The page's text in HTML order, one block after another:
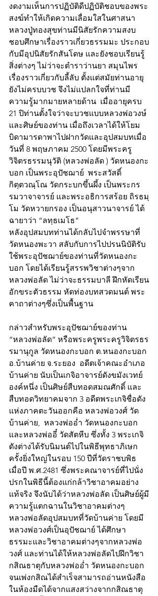
งดงามเห็นการปฏิบัติดีปฏิบัติชอบของพระ
สงฆ์ทำให้เกิดความเลื่อมใสในศาสนา
หลวงปู่ทองสุขท่านมีนิสัยรักความสงบ
ชอบศึกษาเรื่องราวเกี่ยวธรรมมะ ประกอบ
กับมีอุปนิสัยรักสันโดษ และยังชอบเรียนรู้
สิ่งต่างๆ ไม่ว่าจะตำราว่านยา สมุนไพร
เรื่องราวเกี่ยวกับลี้ลับ ตั้งแต่สมัยท่านอายุ
ยังไม่ครบบวช จึงไม่แปลกใจที่ท่านมี
ความรู้มากมายหลายด้าน  เมื่ออายุครบ
21 ปิท่านตั้งใจว่าจะบวชแบบหลวงพ่อวงษ์
และศิษย์ของท่าน เมื่อถึงเวลาได้ให้โยม
บิดามารดาพาไปฝากวัดและอุปสมบทเมื่อ
วันที่ 8 พฤษภาคม 2500 โดยมีพระครู
วิจิตรธรรมนุวัติ (หลวงพ่อลัด ) วัดหนองกะ
บอก เป็นพระอุปัชฌาย์  พระสวัสดิ์
กิตฺตวณฺโณ วัดกระบกขึ้นผึ้ง เป็นพระกร
รมวาจาจารย์ และพระอธิการสร้อย ถิรธมฺ
โม วัดหวายกรอง เป็นอนุสาวนาจารย์ ได้
ฉายาว่า “ลทฺธเมโธ”
หลังอุปสมบทท่านได้กลับไปจำพรรษาที่
วัดหนองพะวา สลับกับการไปปรนนิบัติรับ
ใช้พระอุปัชฌาย์ของท่านที่วัดหนองกะ
บอก โดยได้เรียนรู้สรรพวิชาต่างๆจาก
หลวงพ่อลัด ไม่ว่าจะธรรมบาลี ฝึกหัดเรียน
อักขระตัวธรรม หัดท่องบทสวดมนต์ พระ
คาถาต่างๆซึ่งเป็นพื้นฐาน
กล่าวสำหรับพระอุปัชฌาย์ของท่าน
“หลวงพ่อลัด” หรือพระครูพระครูวิจิตรธร
รมานุกูล วัดหนองกะบอก ต.หนองกะบอก
อ.บ้านค่าย จ.ระยอง  อดีตเจ้าคณะอำเภอ
บ้านค่าย นับเป็นเกจิอาจารย์ดังขมังเวทย์
องค์หนึ่ง เป็นศิษย์สืบทอดสมณศักดิ์ และ
สืบทอดวิทยาคมจาก 3 อดีตพระเกจิชื่อดัง
แห่งภาคตะวันออกคือ หลวงพ่อวงศ์ วัด
บ้านค่าย,  หลวงพ่ออ่ำ วัดหนองกะบอก
และหลวงพ่ออี๋ วัดสัตหีบ ซึ่งทั้ง 3 พระเกจิ
ดังต่างได้รับนิมนต์ไปในพิธีพุทธาภิเษก
ครั้งยิ่งใหญ่ในรอบ 150 ปีที่วัดราชบพิธ
เมื่อปี พ.ศ.2481 ซึ่งพระคณาจารย์ที่ไปนั่ง
ปรกในพิธีนี้ต้องแก่กล้าวิชาอาคมอย่าง
แท้จริง จึงนับได้ว่าหลวงพ่อลัด เป็นศิษย์ผู้มี
ความรู้แตกฉานในวิชาอาคมต่างๆ
หลวงพ่อลัดอุปสมบทที่วัดบ้านค่าย โดยมี
หลวงพ่อวงศ์เป็นอุปัชฌาย์ ได้ศึกษา
ธรรมะและวิชาอาคมต่างๆจากหลวงพ่อ
วงศ์ และท่านได้ให้หลวงพ่อลัดไปฝึกวิชา
กสิณธาตุกับหลวงพ่ออ่ำ วัดหนองกะบอก
จนเพ่งกสิณได้สำเร็จสามารถอ่านหนังสือ
ในห้องมืดได้จากแสงสว่างจากกสิณธาตุ